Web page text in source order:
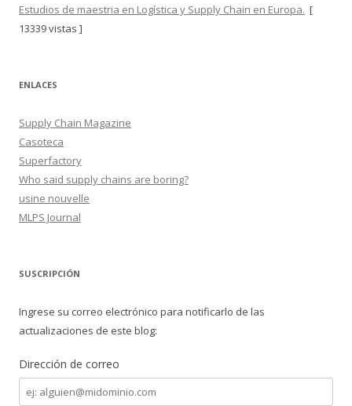
Estudios de maestria en Logística y Supply Chain en Europa. [
13339 vistas ]
ENLACES
Supply Chain Magazine
Casoteca
Superfactory
Who said supply chains are boring?
usine nouvelle
MLPS Journal
SUSCRIPCIÓN
Ingrese su correo electrónico para notificarlo de las
actualizaciones de este blog:
Dirección de correo
Dirección
de